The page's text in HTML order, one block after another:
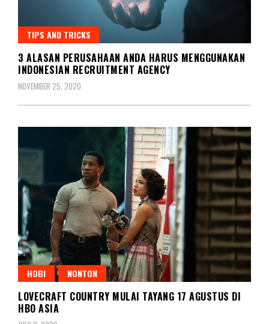
TIPS AND TRICKS
3 ALASAN PERUSAHAAN ANDA HARUS MENGGUNAKAN
INDONESIAN RECRUITMENT AGENCY
NOVEMBER 25, 2020
HOBI NONTON
LOVECRAFT COUNTRY MULAI TAYANG 17 AGUSTUS DI
HBO ASIA